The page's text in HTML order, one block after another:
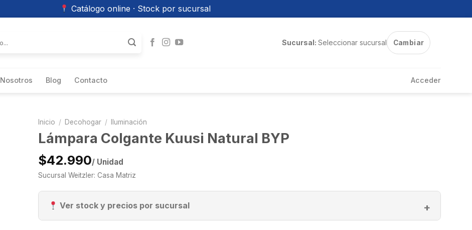
Catálogo online · Stock por sucursal
Sucursal: Seleccionar sucursal Cambiar
Nosotros Blog Contacto Acceder
Inicio / Decohogar / Iluminación
Lámpara Colgante Kuusi Natural BYP
$42.990/ Unidad
Sucursal Weitzler: Casa Matriz
Ver stock y precios por sucursal